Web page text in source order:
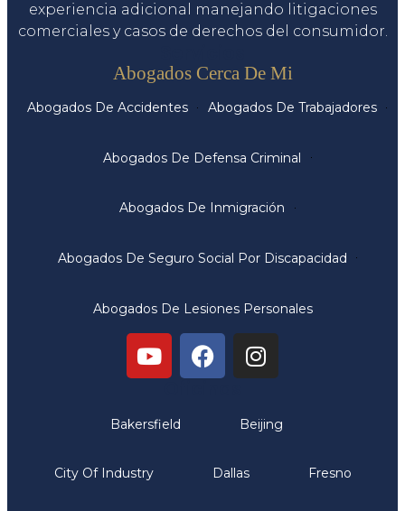
experiencia adicional manejando litigaciones
comerciales y casos de derechos del consumidor.
Abogados Cerca De Mi
Abogados De Accidentes Abogados De Trabajadores
Abogados De Defensa Criminal
Abogados De Inmigración
Abogados De Seguro Social Por Discapacidad
Abogados De Lesiones Personales
Bakersfield Beijing
City Of Industry Dallas Fresno